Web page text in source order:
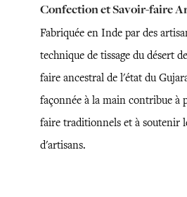
Confection et Savoir-faire
Fabriquée en Inde par des
technique de tissage du désert
faire ancestral de l'état du
façonnée à la main contribue à
faire traditionnels et à soutenir
d'artisans.